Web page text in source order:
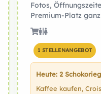
Fotos,
Premium-Platz
1 STELLENANGEBOT
Heute: 2
Kaffee kaufen,